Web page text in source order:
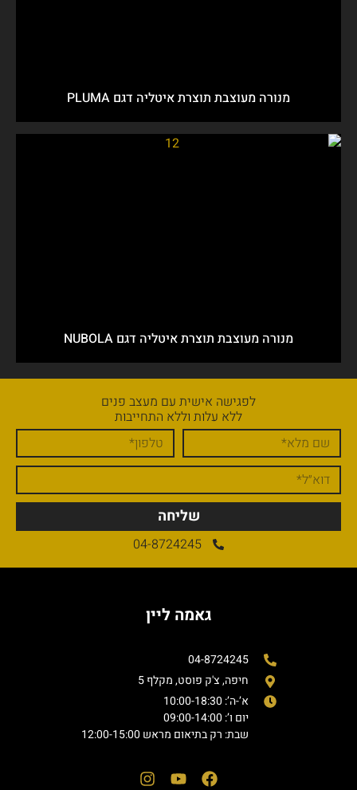
מנורה מעוצבת תוצרת איטליה דגם PLUMA
מנורה מעוצבת תוצרת איטליה דגם NUBOLA
לפגישה אישית עם מעצב פנים
ללא עלות וללא התחייבות
שליחה
04-8724245
גאמה ליין
04-8724245
חיפה, צ'ק פוסט, מקלף 5
א’-ה’: 10:00-18:30
יום ו’: 09:00-14:00
שבת: רק בתיאום מראש 12:00-15:00